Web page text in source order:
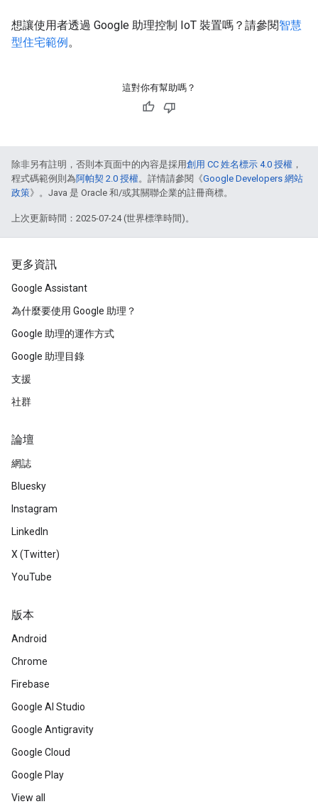
想讓使用者透過 Google 助理控制 IoT 裝置嗎？請參閱智慧
型住宅範例。
這對你有幫助嗎？
除非另有註明，否則本頁面中的內容是採用創用 CC 姓名標示 4.0 授權 ，
程式碼範例則為阿帕契 2.0 授權。詳情請參閱《Google Developers 網站
政策》。Java 是 Oracle 和/或其關聯企業的註冊商標。
上次更新時間：2025-07-24 (世界標準時間)。
更多資訊
Google Assistant
為什麼要使用 Google 助理？
Google 助理的運作方式
Google 助理目錄
支援
社群
論壇
網誌
Bluesky
Instagram
LinkedIn
X (Twitter)
YouTube
版本
Android
Chrome
Firebase
Google AI Studio
Google Antigravity
Google Cloud
Google Play
View all